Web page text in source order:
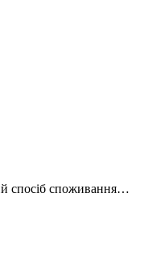
спосіб споживання…